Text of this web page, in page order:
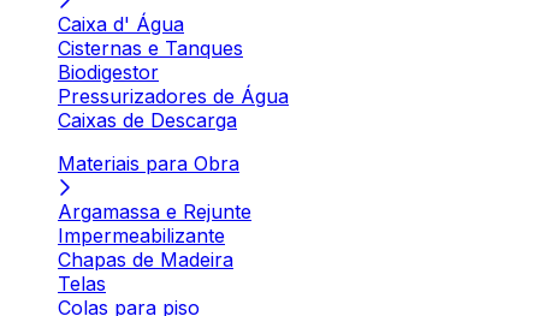
Caixa d' Água
Cisternas e Tanques
Biodigestor
Pressurizadores de Água
Caixas de Descarga
Materiais para Obra
Argamassa e Rejunte
Impermeabilizante
Chapas de Madeira
Telas
Colas para piso